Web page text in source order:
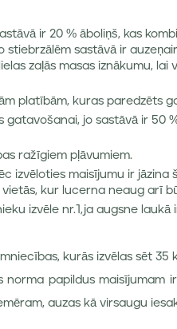
ir 20 % āboliņš, kas
sastāvā ir
zaļās masas iznākumu, lai
platībām, kuras paredzēts
jo sastāvā ir 50
ražīgiem pļāvumiem.
izvēloties maisījumu ir jāzina
kur lucerna neaug arī
izvēle nr.1,ja augsne laukā
kurās izvēlas sēt
papildus maisījumam
auzas kā virsaugu